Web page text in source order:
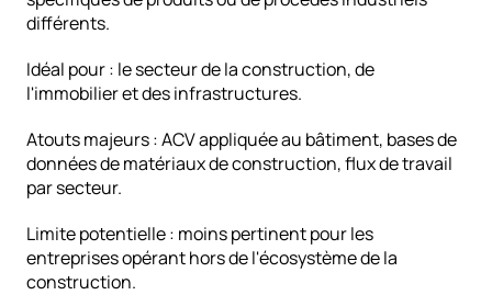
différents.
Idéal pour : le secteur de la construction, de
l'immobilier et des infrastructures.
Atouts majeurs : ACV appliquée au bâtiment, bases de
données de matériaux de construction, flux de travail
par secteur.
Limite potentielle : moins pertinent pour les
entreprises opérant hors de l'écosystème de la
construction.